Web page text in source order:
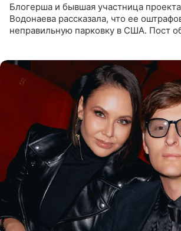
Блогерша и бывшая участница
Водонаева рассказала, что ее
неправильную парковку в США. Пост